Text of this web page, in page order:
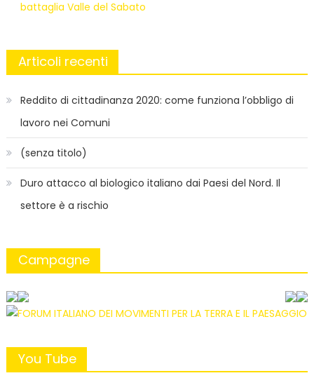
battaglia Valle del Sabato
Articoli recenti
Reddito di cittadinanza 2020: come funziona l’obbligo di
lavoro nei Comuni
(senza titolo)
Duro attacco al biologico italiano dai Paesi del Nord. Il
settore è a rischio
Campagne
You Tube